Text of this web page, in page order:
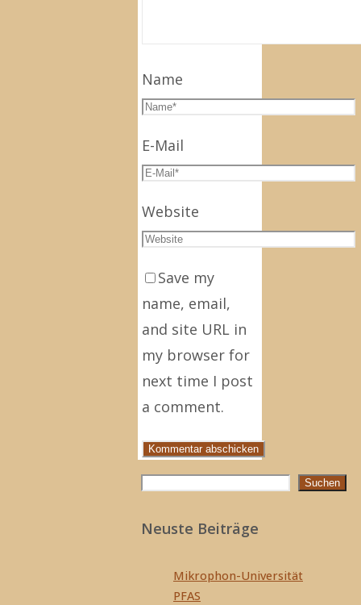
Name
E-Mail
Website
Save my
name, email,
and site URL in
my browser for
next time I post
a comment.
Suchen
Neuste Beiträge
Mikrophon-Universität
PFAS